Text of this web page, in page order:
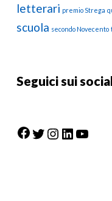
letterari premio Strega
scuola secondo Novecento
Seguici sui
Facebook
TwitterInstagram
LinkedIn